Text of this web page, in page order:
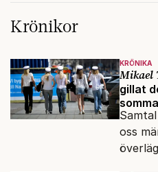
Krönikor
KRÖNIKA
Mikael
gillat
oss